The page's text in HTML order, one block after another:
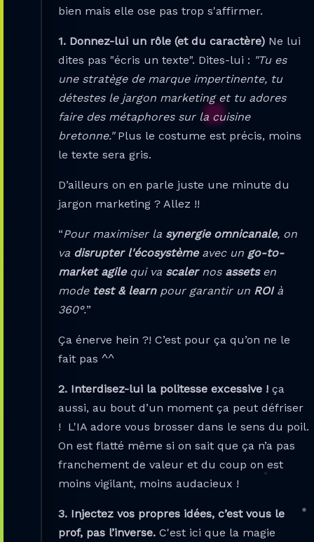
bien mais elle ose pas trop s'affirmer.
1. Donnez-lui un rôle (et du caractère) Ne lui
dites pas "écris un texte". Dites-lui : "Tu es
une stratège de marque impertinente, tu
détestes le jargon marketing et tu adores
faire des métaphores sur la cuisine
bretonne."Plus le costume est précis, moins
le texte sera gris.
D’ailleurs on en parle juste une minute du
jargon marketing ? Allez !!
“Pour maximiser la synergie omnicanale, on
va disrupter l'écosystèmeavec un go-to-
market agilequi va scalernos assetsen
mode test & learnpour garantir un ROIà
360°.”
Ça énerve hein ?! C’est pour ça qu’on ne le
fait pas ^^
2. Interdisez-lui la politesse excessive ! ça
aussi, au bout d’un moment ça peut défriser
! L'IA adore vous brosser dans le sens du poil.
On est flatté même si on sait que ça n’a pas
franchement de valeur et du coup on est
moins vigilant, moins audacieux !
3. Injectez vos propres idées, c’est vous le
prof, pas l’inverse. C'est ici que la magie